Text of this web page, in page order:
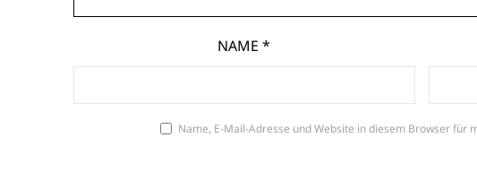
NAME*
Name, E-Mail-Adresse und Website in diesem Browser für